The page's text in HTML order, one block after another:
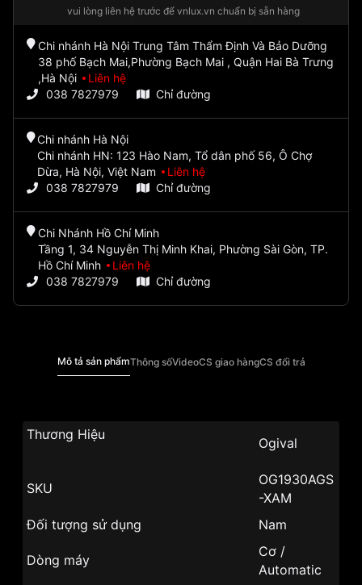
vui lòng liên hệ trước để vnlux.vn chuẩn bị sẵn hàng
Chi nhánh Hà Nội Trung Tâm Thẩm Định Và Bảo Dưỡng
38 phố Bạch Mai,Phường Bạch Mai , Quận Hai Bà Trưng
,Hà Nội
Liên hệ
038 7827979
Chỉ đường
Chi nhánh Hà Nội
Chi nhánh HN: 123 Hào Nam, Tổ dân phố 56, Ô Chợ
Dừa, Hà Nội, Việt Nam
Liên hệ
038 7827979
Chỉ đường
Chi Nhánh Hồ Chí Minh
Tầng 1, 34 Nguyễn Thị Minh Khai, Phường Sài Gòn, TP.
Hồ Chí Minh
Liên hệ
038 7827979
Chỉ đường
Mô tả sản phẩmThông sốVideoCS giao hàngCS đổi trả
Thương Hiệu
Ogival
SKU
OG1930AGS
-XAM
Đối tượng sử dụng
Nam
Dòng máy
Cơ /
Automatic